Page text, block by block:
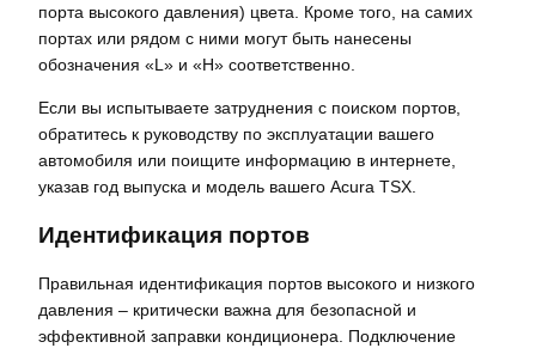
порта высокого давления) цвета. Кроме того, на самих
портах или рядом с ними могут быть нанесены
обозначения «L» и «H» соответственно.
Если вы испытываете затруднения с поиском портов,
обратитесь к руководству по эксплуатации вашего
автомобиля или поищите информацию в интернете,
указав год выпуска и модель вашего Acura TSX.
Идентификация портов
Правильная идентификация портов высокого и низкого
давления – критически важна для безопасной и
эффективной заправки кондиционера. Подключение